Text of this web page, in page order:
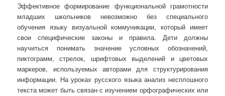
Эффективное формирование функциональной грамотности
младших школьников невозможно без специального
обучения языку визуальной коммуникации, который имеет
свои специфические законы и правила. Дети должны
научиться понимать значение условных обозначений,
пиктограмм, стрелок, шрифтовых выделений и цветовых
маркеров, используемых авторами для структурирования
информации. На уроках русского языка анализ несплошного
текста может быть связан с изучением орфографических или